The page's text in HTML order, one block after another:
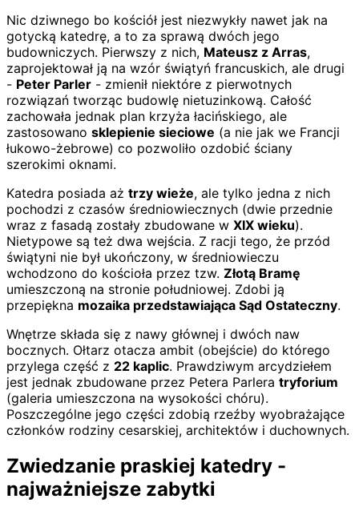
Nic dziwnego bo kościół jest niezwykły nawet jak na
gotycką katedrę, a to za sprawą dwóch jego
budowniczych. Pierwszy z nich, Mateusz z Arras,
zaprojektował ją na wzór świątyń francuskich, ale drugi
- Peter Parler - zmienił niektóre z pierwotnych
rozwiązań tworząc budowlę nietuzinkową. Całość
zachowała jednak plan krzyża łacińskiego, ale
zastosowano sklepienie sieciowe (a nie jak we Francji
łukowo-żebrowe) co pozwoliło ozdobić ściany
szerokimi oknami.
Katedra posiada aż trzy wieże, ale tylko jedna z nich
pochodzi z czasów średniowiecznych (dwie przednie
wraz z fasadą zostały zbudowane w XIX wieku).
Nietypowe są też dwa wejścia. Z racji tego, że przód
świątyni nie był ukończony, w średniowieczu
wchodzono do kościoła przez tzw. Złotą Bramę
umieszczoną na stronie południowej. Zdobi ją
przepiękna mozaika przedstawiająca Sąd Ostateczny.
Wnętrze składa się z nawy głównej i dwóch naw
bocznych. Ołtarz otacza ambit (obejście) do którego
przylega część z 22 kaplic. Prawdziwym arcydziełem
jest jednak zbudowane przez Petera Parlera tryforium
(galeria umieszczona na wysokości chóru).
Poszczególne jego części zdobią rzeźby wyobrażające
członków rodziny cesarskiej, architektów i duchownych.
Zwiedzanie praskiej katedry -
najważniejsze zabytki